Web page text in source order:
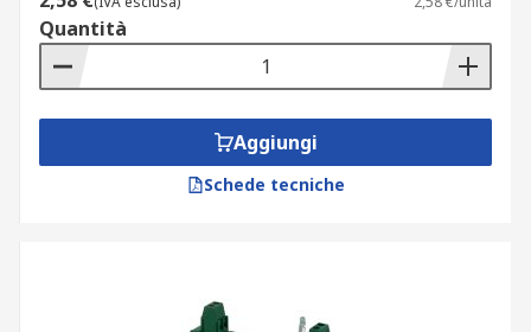
Quantità
Aggiungi
Schede tecniche